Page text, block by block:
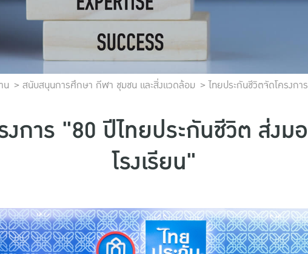
น สนับสนุนการศึกษา กีฬา ชุมชน และสิ่งแวดล้อม ไทยประกันชีวิตจัดโครงก
การ "80 ปีไทยประกันชีวิต ส่งม
โรงเรียน"